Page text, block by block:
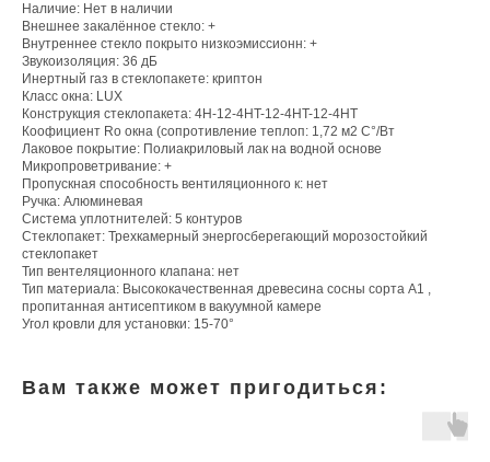
Наличие: Нет в наличии
Внешнее закалённое стекло: +
Внутреннее стекло покрыто низкоэмиссионн: +
Звукоизоляция: 36 дБ
Инертный газ в стеклопакете: криптон
Класс окна: LUX
Конструкция стеклопакета: 4H-12-4HT-12-4HT-12-4HT
Коофициент Ro окна (сопротивление теплоп: 1,72 м2 С°/Вт
Лаковое покрытие: Полиакриловый лак на водной основе
Микропроветривание: +
Пропускная способность вентиляционного к: нет
Ручка: Алюминевая
Система уплотнителей: 5 контуров
Стеклопакет: Трехкамерный энергосберегающий морозостойкий
стеклопакет
Тип вентеляционного клапана: нет
Тип материала: Высококачественная древесина сосны сорта A1 ,
пропитанная антисептиком в вакуумной камере
Угол кровли для установки: 15-70°
Вам также может пригодиться: